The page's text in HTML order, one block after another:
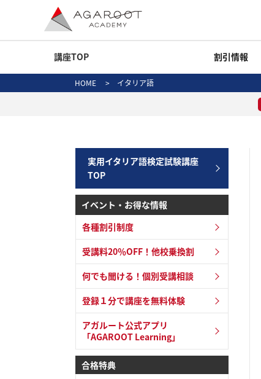
講座TOP 割引情報
HOME > イタリア語
実用イタリア語検定試験講座
TOP
イベント・お得な情報
各種割引制度
受講料20％OFF！他校乗換割
何でも聞ける！個別受講相談
登録１分で講座を無料体験
アガルート公式アプリ
「AGAROOT Learning」
合格特典